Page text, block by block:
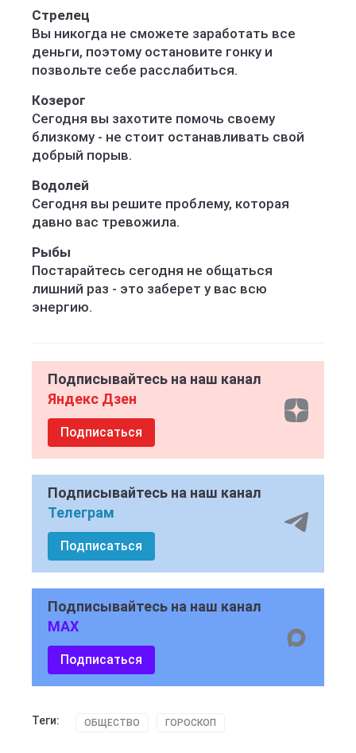
Стрелец
Вы никогда не сможете заработать все
деньги, поэтому остановите гонку и
позвольте себе расслабиться.
Козерог
Сегодня вы захотите помочь своему
близкому - не стоит останавливать свой
добрый порыв.
Водолей
Сегодня вы решите проблему, которая
давно вас тревожила.
Рыбы
Постарайтесь сегодня не общаться
лишний раз - это заберет у вас всю
энергию.
Подписывайтесь на наш канал
Яндекс Дзен
Подписаться
Подписывайтесь на наш канал
Телеграм
Подписаться
Подписывайтесь на наш канал
MAX
Подписаться
Теги: ОБЩЕСТВО ГОРОСКОП